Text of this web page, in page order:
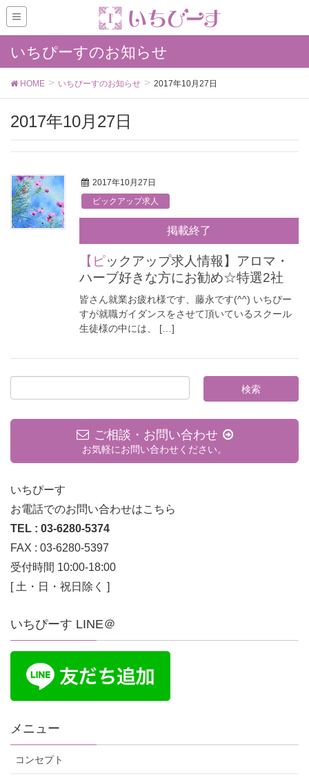
いちぴーすのお知らせ
HOME いちぴーすのお知らせ 2017年10月27日
2017年10月27日
2017年10月27日
ピックアップ求人
掲載終了
【ピックアップ求人情報】アロマ・
ハーブ好きな方にお勧め☆特選2社
皆さん就業お疲れ様です、藤永です(^^) いちぴー
すが就職ガイダンスをさせて頂いているスクール
生徒様の中には、 […]
ご相談・お問い合わせ
お気軽にお問い合わせください。
いちぴーす
お電話でのお問い合わせはこちら
TEL : 03-6280-5374
FAX : 03-6280-5397
受付時間 10:00-18:00
[ 土・日・祝日除く ]
いちぴーす LINE＠
メニュー
コンセプト